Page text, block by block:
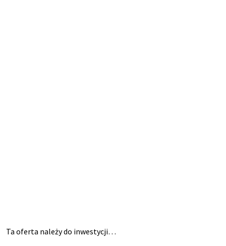
Ta oferta należy do inwestycji…